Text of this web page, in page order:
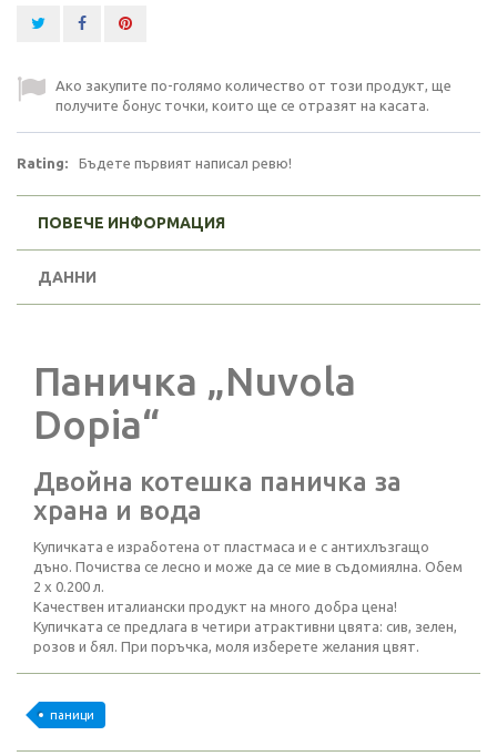
Ако закупите по-голямо количество от този продукт, ще
получите бонус точки, които ще се отразят на касата.
Rating: Бъдете първият написал ревю!
ПОВЕЧЕ ИНФОРМАЦИЯ
ДАННИ
Паничка „Nuvola
Dopia“
Двойна котешка паничка за
храна и вода
Купичката е изработена от пластмаса и е с антихлъзгащо
дъно. Почиства се лесно и може да се мие в съдомиялна. Обем
2 х 0.200 л.
Качествен италиански продукт на много добра цена!
Купичката се предлага в четири атрактивни цвята: сив, зелен,
розов и бял. При поръчка, моля изберете желания цвят.
паници